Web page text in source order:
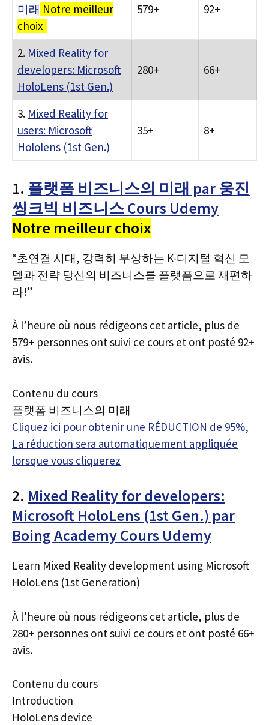
미래 Notre meilleur
choix
579+ 92+
2. Mixed Reality for
developers: Microsoft
HoloLens (1st Gen.)
280+ 66+
3. Mixed Reality for
users: Microsoft
Hololens (1st Gen.)
35+ 8+
1. 플랫폼 비즈니스의 미래 par 웅진
씽크빅 비즈니스 Cours Udemy
Notre meilleur choix
“초연결 시대, 강력히 부상하는 K-디지털 혁신 모
델과 전략 당신의 비즈니스를 플랫폼으로 재편하
라!”
À l’heure où nous rédigeons cet article, plus de
579+ personnes ont suivi ce cours et ont posté 92+
avis.
Contenu du cours
플랫폼 비즈니스의 미래
Cliquez ici pour obtenir une RÉDUCTION de 95%,
La réduction sera automatiquement appliquée
lorsque vous cliquerez
2. Mixed Reality for developers:
Microsoft HoloLens (1st Gen.) par
Boing Academy Cours Udemy
Learn Mixed Reality development using Microsoft
HoloLens (1st Generation)
À l’heure où nous rédigeons cet article, plus de
280+ personnes ont suivi ce cours et ont posté 66+
avis.
Contenu du cours
Introduction
HoloLens device